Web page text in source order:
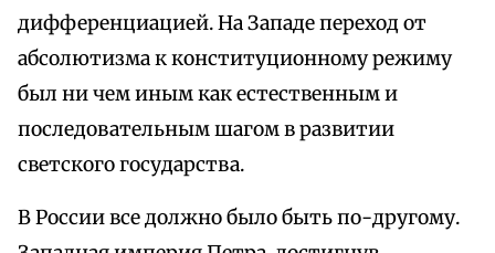
дифференциацией. На Западе переход от
абсолютизма к конституционному режиму
был ни чем иным как естественным и
последовательным шагом в развитии
светского государства.
В России все должно было быть по-другому.